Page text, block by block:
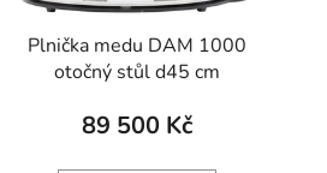
Plnička medu DAM 1000
otočný stůl d45 cm
89 500 Kč